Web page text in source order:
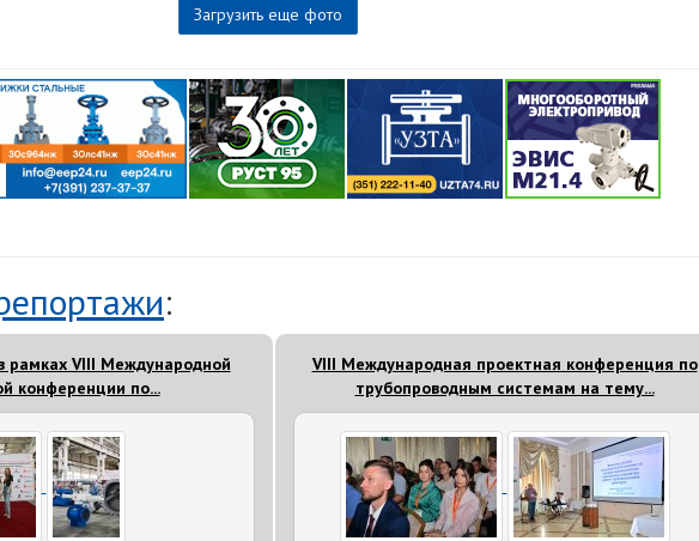
Загрузить еще фото
:
рамках VIII Международной
конференции по...
VIII Международная проектная конференция по
трубопроводным системам на тему...